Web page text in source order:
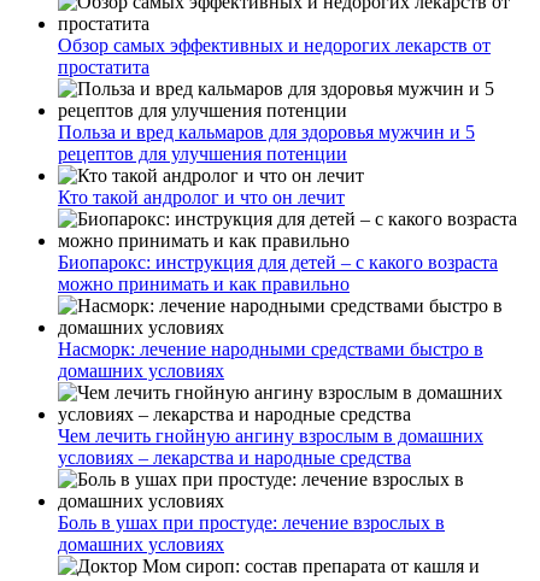
Обзор самых эффективных и недорогих лекарств от
простатита
Польза и вред кальмаров для здоровья мужчин и 5
рецептов для улучшения потенции
Кто такой андролог и что он лечит
Биопарокс: инструкция для детей – с какого возраста
можно принимать и как правильно
Насморк: лечение народными средствами быстро в
домашних условиях
Чем лечить гнойную ангину взрослым в домашних
условиях – лекарства и народные средства
Боль в ушах при простуде: лечение взрослых в
домашних условиях